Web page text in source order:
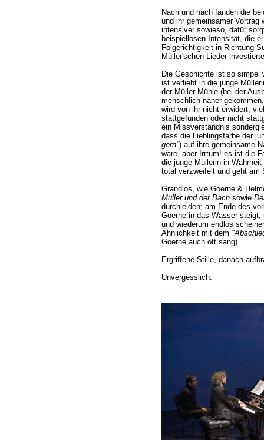
Nach und nach fanden die
und ihr gemeinsamer Vortrag
intensiver sowieso, dafür
beispiellosen Intensität, die
Folgerichtigkeit in Richtung
Müller'schen Lieder
Die Geschichte ist so simpel
ist verliebt in die junge
der Müller-Mühle (bei der
menschlich näher
wird von ihr nicht erwidert,
stattgefunden oder nicht
ein Missverständnis
dass die Lieblingsfarbe der
gern") auf ihre gemeinsame
wäre, aber Irrtum! es ist die
die junge Müllerin in
total verzweifelt und geht am
Grandios, wie Goerne &
Müller und der Bachsowie
durchleiden; am Ende des
Goerne in das Wasser
und wiederum endlos
Ähnlichkeit mit dem
Goerne auch oft sang).
Ergriffene Stille, danach
Unvergesslich.